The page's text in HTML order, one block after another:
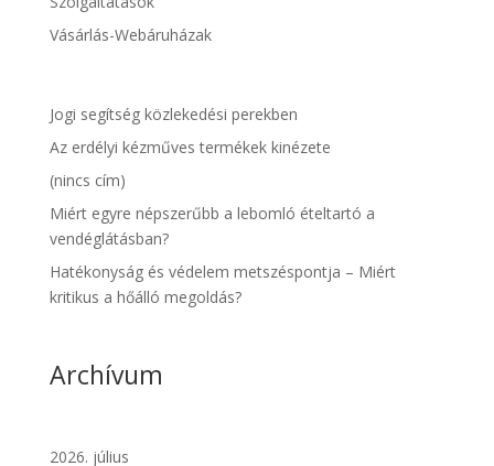
Vásárlás-Webáruházak
Jogi segítség közlekedési perekben
Az erdélyi kézműves termékek kinézete
(nincs cím)
Miért egyre népszerűbb a lebomló ételtartó a
vendéglátásban?
Hatékonyság és védelem metszéspontja – Miért
kritikus a hőálló megoldás?
Archívum
2026. július